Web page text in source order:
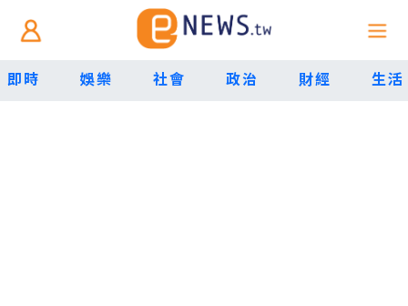
即時 娛樂 社會 政治 財經 生活